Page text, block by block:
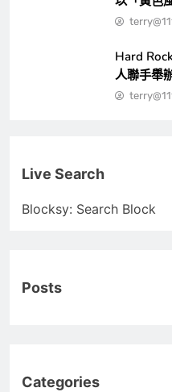
Hard
人聯手舉
Live Search
Blocksy: Search Block
Posts
Categories